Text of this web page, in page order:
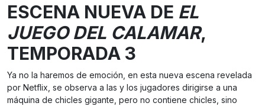
ESCENA NUEVA DE EL
JUEGO DEL CALAMAR,
TEMPORADA 3
Ya no la haremos de emoción, en esta nueva escena revelada
por Netflix, se observa a las y los jugadores dirigirse a una
máquina de chicles gigante, pero no contiene chicles, sino